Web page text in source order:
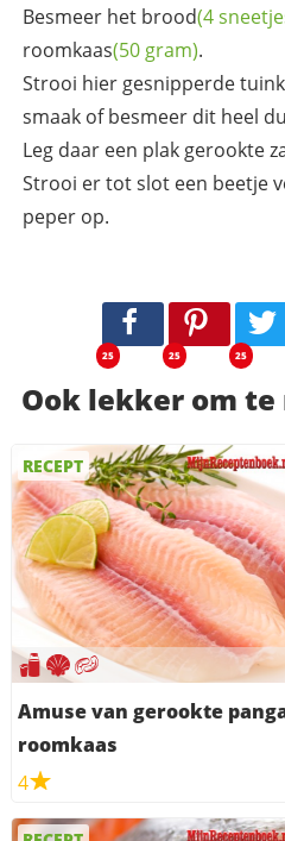
Besmeer het brood(4
roomkaas(50 gram).
Strooi hier gesnipperde
smaak of besmeer dit heel
Leg daar een plak gerookte
Strooi er tot slot een beetje
peper op.
25 25 25
Ook lekker om te
RECEPT
Amuse van gerookte
roomkaas
4